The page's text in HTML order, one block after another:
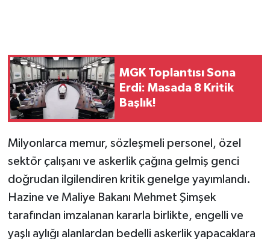
MGK Toplantısı Sona
Erdi: Masada 8 Kritik
Başlık!
Milyonlarca memur, sözleşmeli personel, özel
sektör çalışanı ve askerlik çağına gelmiş genci
doğrudan ilgilendiren kritik genelge yayımlandı.
Hazine ve Maliye Bakanı Mehmet Şimşek
tarafından imzalanan kararla birlikte, engelli ve
yaşlı aylığı alanlardan bedelli askerlik yapacaklara